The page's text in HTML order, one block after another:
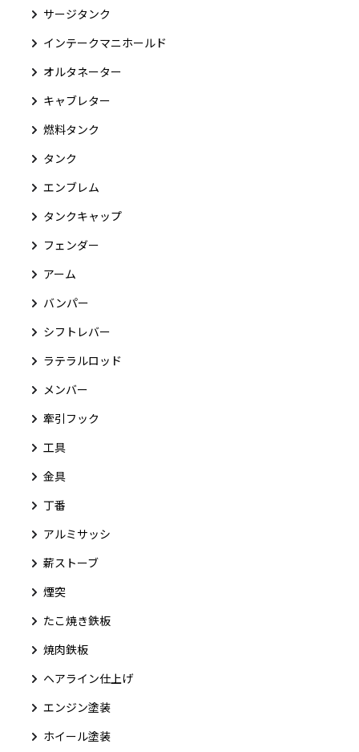
サージタンク
インテークマニホールド
オルタネーター
キャブレター
燃料タンク
タンク
エンブレム
タンクキャップ
フェンダー
アーム
バンパー
シフトレバー
ラテラルロッド
メンバー
牽引フック
工具
金具
丁番
アルミサッシ
薪ストーブ
煙突
たこ焼き鉄板
焼肉鉄板
ヘアライン仕上げ
エンジン塗装
ホイール塗装